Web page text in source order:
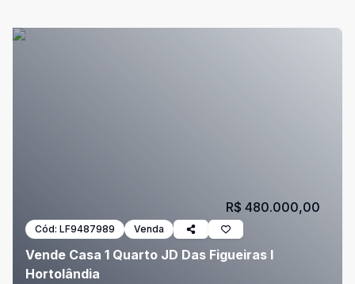
Cód: LF9487989 Venda
Vende Casa 1 Quarto JD Das Figueiras I
Hortolândia
R$ 480.000,00